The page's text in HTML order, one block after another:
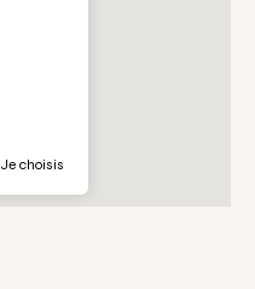
Je choisis